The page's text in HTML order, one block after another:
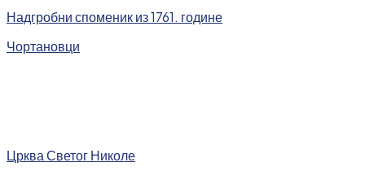
Надгробни споменик из 1761. године
Чортановци
Црква Светог Николе